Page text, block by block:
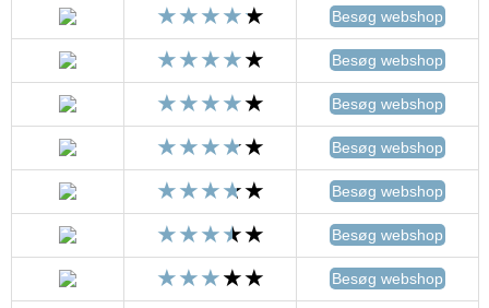
Besøg webshop
Besøg webshop
Besøg webshop
Besøg webshop
Besøg webshop
Besøg webshop
Besøg webshop